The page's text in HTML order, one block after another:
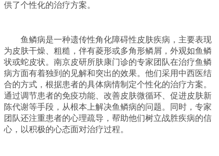
供了个性化的治疗方案。
鱼鳞病是一种遗传性角化障碍性皮肤疾病，主要表现
为皮肤干燥、粗糙，伴有菱形或多角形鳞屑，外观如鱼鳞
状或蛇皮状。南京皮研所肤康门诊的专家团队在治疗鱼鳞
病方面有着独到的见解和突出的效果。他们采用中西医结
合的方式，根据患者的具体病情制定个性化的治疗方案。
通过调节患者的免疫功能、改善皮肤微循环、促进皮肤新
陈代谢等手段，从根本上解决鱼鳞病的问题。同时，专家
团队还注重患者的心理疏导，帮助他们树立战胜疾病的信
心，以积极的心态面对治疗过程。